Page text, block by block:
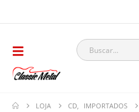
LOJA CD
IMPORTADOS